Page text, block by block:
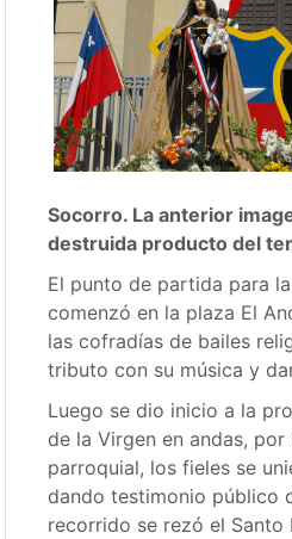
Socorro. La anterior
destruida producto del
El punto de partida para
comenzó en la plaza El
las cofradías de bailes
tributo con su música y
Luego se dio inicio a la
de la Virgen en andas,
parroquial, los fieles se
dando testimonio público
recorrido se rezó el Santo